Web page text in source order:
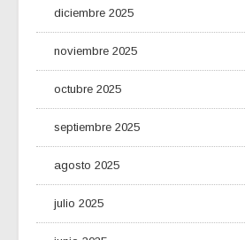
diciembre 2025
noviembre 2025
octubre 2025
septiembre 2025
agosto 2025
julio 2025